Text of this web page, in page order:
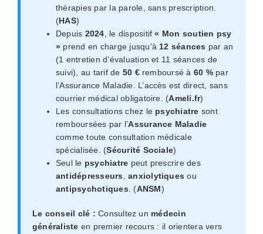
thérapies par la parole, sans prescription.
(HAS)
Depuis 2024 , le dispositif« Mon soutien psy
» prend en charge jusqu’à 12 séances par an
(1 entretien d’évaluation et 11 séances de
suivi), au tarif de 50 €remboursé à 60 %par
l’Assurance Maladie. L’accès est direct, sans
courrier médical obligatoire. (Ameli.fr)
Les consultations chez le psychiatre sont
remboursées par l’Assurance Maladie
comme toute consultation médicale
spécialisée. (Sécurité Sociale)
Seul le psychiatre peut prescrire des
antidépresseurs ,anxiolytiques ou
antipsychotiques . (ANSM)
Le conseil clé : Consultez un médecin
généraliste en premier recours : il orientera vers